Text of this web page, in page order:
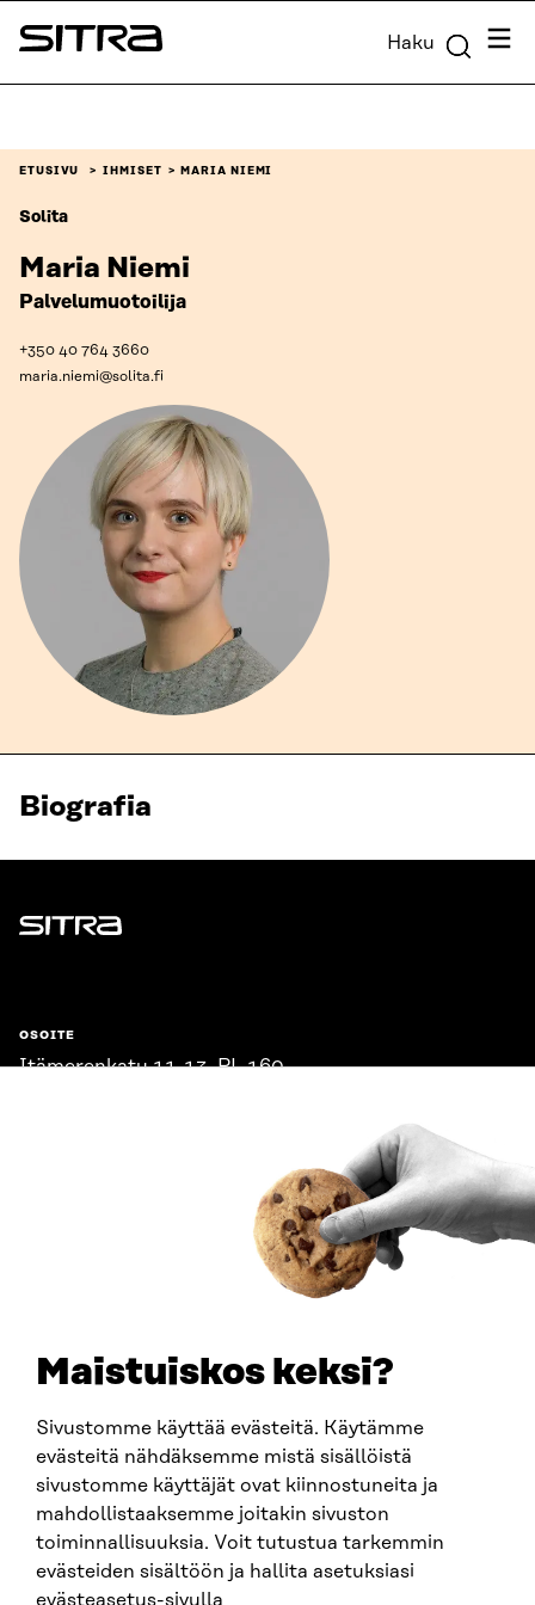
Maistuiskos keksi?
Sivustomme käyttää evästeitä. Käytämme
evästeitä nähdäksemme mistä sisällöistä
sivustomme käyttäjät ovat kiinnostuneita ja
mahdollistaaksemme joitakin sivuston
toiminnallisuuksia. Voit tutustua tarkemmin
evästeiden sisältöön ja hallita asetuksiasi
evästeasetus-sivulla
Siirry
suoraan
Sitra Haku
ETUSIVU IHMISET MARIA NIEMI
Solita
Maria Niemi
Palvelumuotoilija
+350 40 764 3660
maria.niemi@solita.fi
Biografia
Sitra
OSOITE
Itämerenkatu 11-13, PL 160,
SITRA SOSIAALISESSA MEDIASSA
LinkedIn
Instagram
YouTube